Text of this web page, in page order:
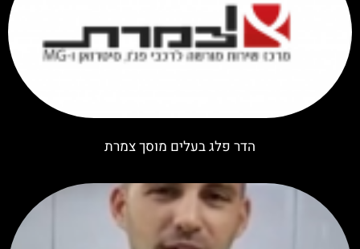
הדר פלג בעלים מוסך צמרת